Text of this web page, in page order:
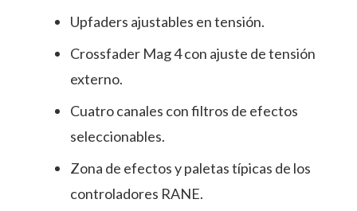
Upfaders ajustables en tensión.
Crossfader Mag 4 con ajuste de tensión
externo.
Cuatro canales con filtros de efectos
seleccionables.
Zona de efectos y paletas típicas de los
controladores RANE.